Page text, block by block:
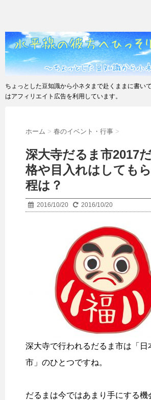
ちょっとした豆知識から小ネタまで赴くままに書い
はアフィリエイト広告を利用しています。
ホーム > 春のイベント・行事 >
深大寺だるま市2017
格や目入れはしても
程は？
2016/10/20 2016/10/20
深大寺で行われるだるま市は「日
市」のひとつですね。
だるまは今ではあまり手にする機